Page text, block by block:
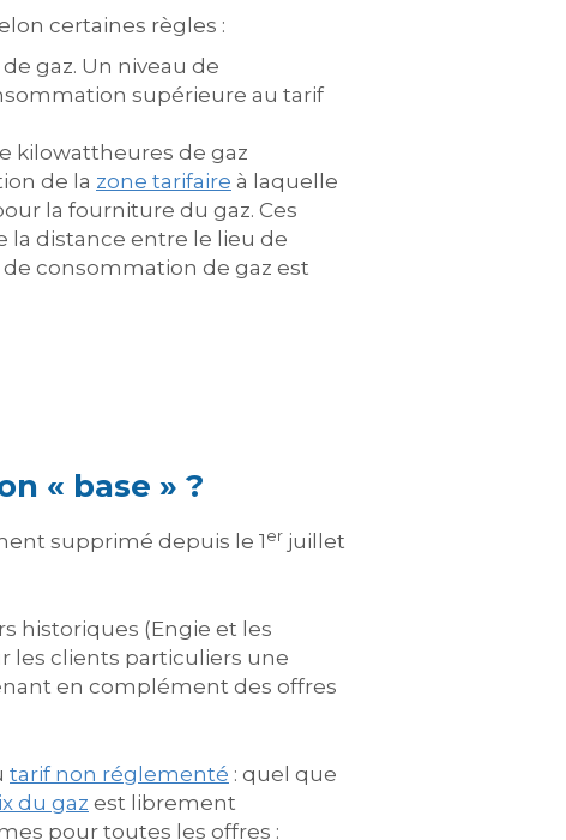
certaines règles :
gaz. Un niveau de
supérieure au tarif
kilowattheures de gaz
de la zone tarifaire à laquelle
la fourniture du gaz. Ces
la distance entre le lieu de
consommation de gaz est
« base » ?
supprimé depuis le 1 er juillet
historiques (Engie et les
les clients particuliers une
en complément des offres
tarif non réglementé : quel que
du gaz est librement
pour toutes les offres :